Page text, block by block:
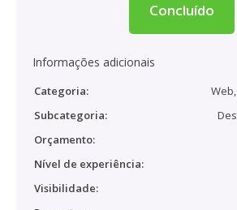
Concluído
Informações adicionais
Categoria:
Subcategoria:
Orçamento:
Nível de experiência:
Visibilidade: